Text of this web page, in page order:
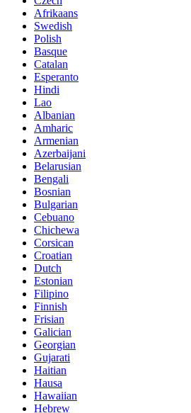
Afrikaans
Swedish
Polish
Basque
Catalan
Esperanto
Hindi
Lao
Albanian
Amharic
Armenian
Azerbaijani
Belarusian
Bengali
Bosnian
Bulgarian
Cebuano
Chichewa
Corsican
Croatian
Dutch
Estonian
Filipino
Finnish
Frisian
Galician
Georgian
Gujarati
Haitian
Hausa
Hawaiian
Hebrew